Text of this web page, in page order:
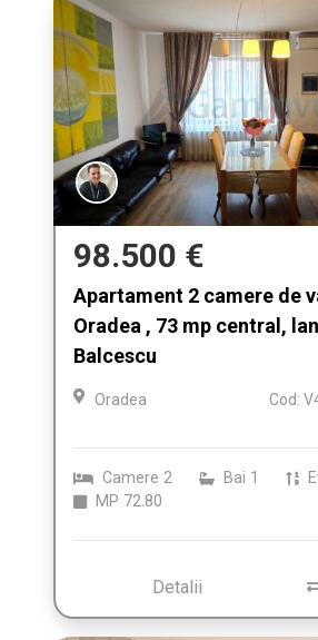
98.500 €
Apartament 2 camere de
Oradea , 73 mp central,
Balcescu
Oradea Cod:
Camere 2 Bai 1
MP 72.80
Detalii